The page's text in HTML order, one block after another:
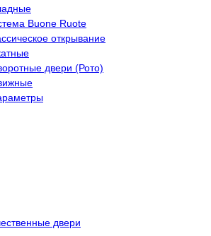
Buone Ruote
открывание
двери (Рото)
двери